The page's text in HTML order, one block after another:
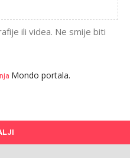
ili videa. Ne smije biti
Mondo portala.